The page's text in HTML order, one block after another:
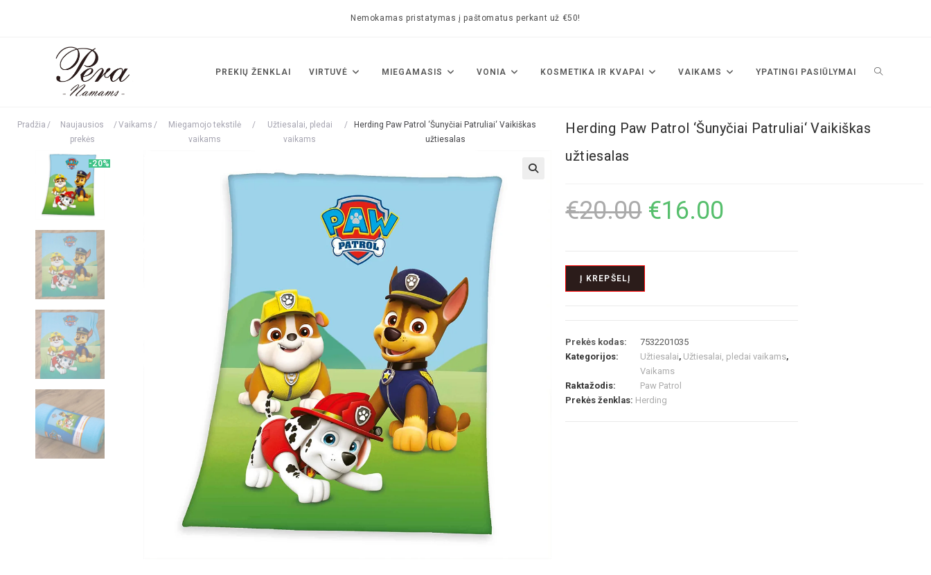
Nemokamas pristatymas į paštomatus perkant už €50!
PREKIŲ ŽENKLAI VIRTUVĖ MIEGAMASIS VONIA KOSMETIKA IR KVAPAI VAIKAMS YPATINGI PASIŪLYMAI
Pradžia /
Naujausios
prekės
/Vaikams /
Miegamojo tekstilė
vaikams
/
Užtiesalai, pledai
vaikams
/
Herding Paw Patrol ‘Šunyčiai Patruliai‘ Vaikiškas
užtiesalas
-20%
Herding Paw Patrol ‘Šunyčiai Patruliai‘ Vaikiškas
užtiesalas
€20.00 €16.00
Į KREPŠELĮ
Prekės kodas:
7532201035
Kategorijos:
Užtiesalai, Užtiesalai, pledai vaikams,
Vaikams
Raktažodis:
Paw Patrol
Prekės ženklas: Herding